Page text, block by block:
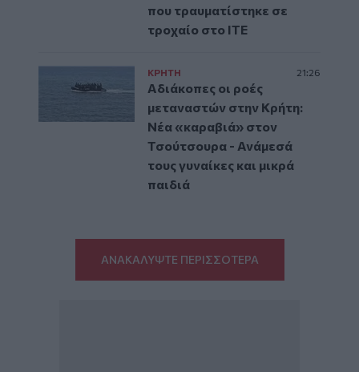
που τραυματίστηκε σε
τροχαίο στο ΙΤΕ
ΚΡΗΤΗ 21:26
Αδιάκοπες οι ροές
μεταναστών στην Κρήτη:
Νέα «καραβιά» στον
Τσούτσουρα - Ανάμεσά
τους γυναίκες και μικρά
παιδιά
ΑΝΑΚΑΛΥΨΤΕ ΠΕΡΙΣΣΟΤΕΡΑ